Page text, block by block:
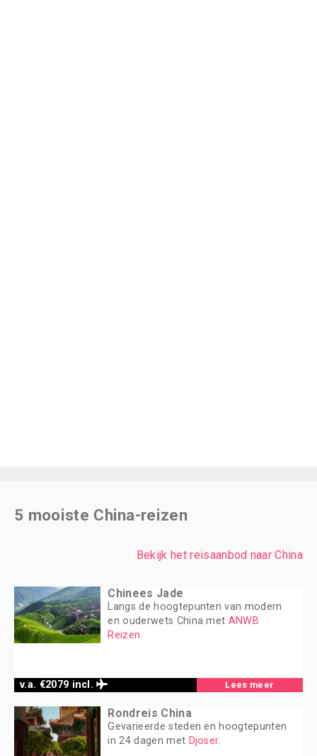
5 mooiste China-reizen
Bekijk het reisaanbod naar China
v.a. €2079 incl.
Chinees Jade
Langs de hoogtepunten van modern
en ouderwets China met ANWB
Reizen.
Lees meer
Rondreis China
Gevarieerde steden en hoogtepunten
in 24 dagen met Djoser.